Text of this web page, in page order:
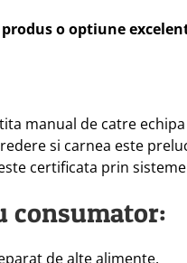
o optiune
manual de catre
si carnea este
certificata prin
consumator:
de alte alimente.